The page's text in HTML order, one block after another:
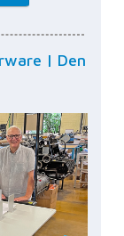
| Den